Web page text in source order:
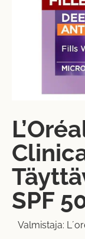
SPF
Valmistaja: